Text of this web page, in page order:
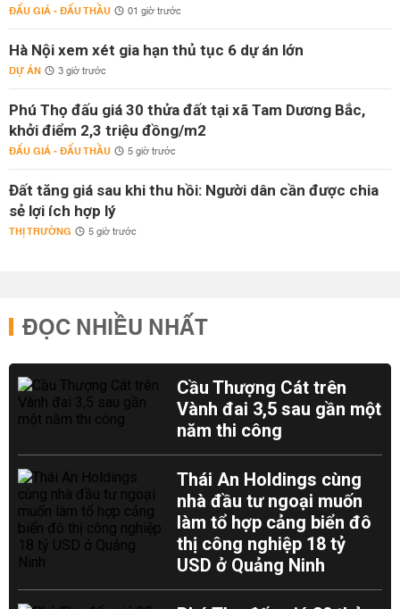
ĐẤU GIÁ - ĐẤU THẦU 01 giờ trước
Hà Nội xem xét gia hạn thủ tục 6 dự án lớn
DỰ ÁN 3 giờ trước
Phú Thọ đấu giá 30 thửa đất tại xã Tam Dương Bắc,
khởi điểm 2,3 triệu đồng/m2
ĐẤU GIÁ - ĐẤU THẦU 5 giờ trước
Đất tăng giá sau khi thu hồi: Người dân cần được chia
sẻ lợi ích hợp lý
THỊ TRƯỜNG 5 giờ trước
ĐỌC NHIỀU NHẤT
Cầu Thượng Cát trên
Vành đai 3,5 sau gần một
năm thi công
Thái An Holdings cùng
nhà đầu tư ngoại muốn
làm tổ hợp cảng biển đô
thị công nghiệp 18 tỷ
USD ở Quảng Ninh